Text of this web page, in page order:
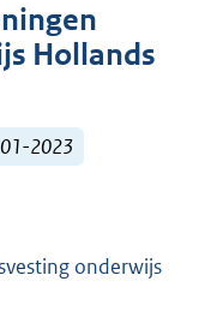
Hollands
2023
onderwijs